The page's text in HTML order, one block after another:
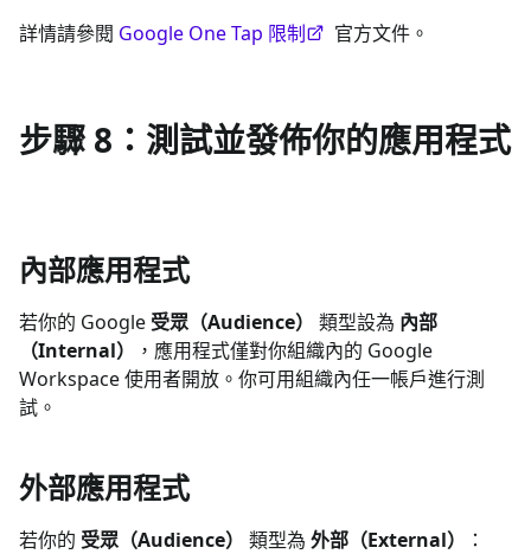
詳情請參閱 Google One Tap 限制 官方文件。
步驟 8：測試並發佈你的應用程式
內部應用程式
若你的 Google 受眾（Audience） 類型設為 內部
（Internal）
，應用程式僅對你組織內的 Google
Workspace 使用者開放。你可用組織內任一帳戶進行測
試。
外部應用程式
若你的 受眾（Audience） 類型為 外部（External）
：